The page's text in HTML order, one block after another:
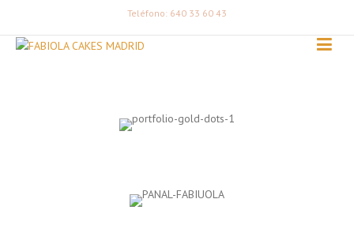
Teléfono: 640 33 60 43